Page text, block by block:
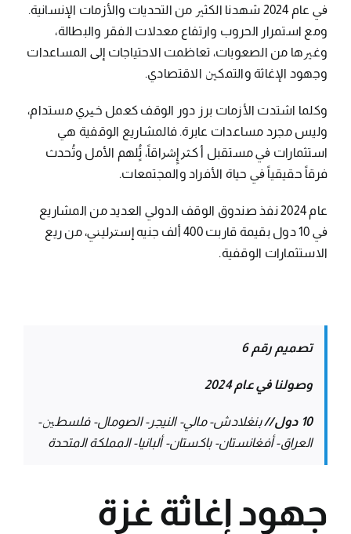
ﰲ ﻋﺎم 2024 ﺷﻬﺪﻧﺎ اﻟﻜﺜﲑ ﻣﻦ اﻟﺘﺤﺪﻳﺎت واﻷزﻣﺎت اﻹﻧﺴﺎﻧﻴﺔ.
وﻣﻊ اﺳﺘﻤﺮار اﻟﺤﺮوب وارﺗﻔﺎع ﻣﻌﺪﻻت اﻟﻔﻘﺮ واﻟﺒﻄﺎﻟﺔ،
وﻏﲑﻫﺎ ﻣﻦ اﻟﺼﻌﻮﺑﺎت، ﺗﻌﺎﻇﻤﺖ اﻻﺣﺘﻴﺎﺟﺎت إﱃ اﻟﻤﺴﺎﻋﺪات
وﺟﻬﻮد اﻹﻏﺎﺛﺔ واﻟﺘﻤﻜﲔ اﻻﻗﺘﺼﺎدي.
وﻛﻠﻤﺎ اﺷﺘﺪت اﻷزﻣﺎت ﺑﺮز دور اﻟﻮﻗﻒ ﻛﻌﻤﻞ ﺧﲑي ﻣﺴﺘﺪام،
وﻟﻴﺲ ﻣﺠﺮد ﻣﺴﺎﻋﺪات ﻋﺎﺑﺮة. ﻓﺎﻟﻤﺸﺎرﻳﻊ اﻟﻮﻗﻔﻴﺔ ﻫﻲ
اﺳﺘﺜﻤﺎرات ﰲ ﻣﺴﺘﻘﺒﻞ أ ﻛﱶ إٍﴍاﻗﺎً، ﺗٍُﻠﻬﻢ اﻷﻣﻞ وﺗُﺤﺪث
ﻓﺮﻗﺎً ﺣﻘﻴﻘﻴﺎً ﰲ ﺣﻴﺎة اﻷﻓﺮاد واﻟﻤﺠﺘﻤﻌﺎت.
ﻋﺎم 2024 ﻧﻔﺬ ﺻﻨﺪوق اﻟﻮﻗﻒ اﻟﺪوﱄ اﻟﻌﺪﻳﺪ ﻣﻦ اﻟﻤﺸﺎرﻳﻊ
ﰲ 10 دول ﺑﻘﻴﻤﺔ ﻗﺎرﺑﺖ 400 أﻟﻒ ﺟﻨﻴﻪ إﺳﱰﻟﻴﲏ، ﻣﻦ رﻳﻊ
اﻻﺳﺘﺜﻤﺎرات اﻟﻮﻗﻔﻴﺔ.
ﺗﺼﻤﻴﻢ رﻗﻢ 6
وﺻﻮﻟﻨﺎ ﰲ ﻋﺎم 2024
10 دول//
ﺑﻨﻐﻼدش- ﻣﺎﱄ- اﻟﻨﻴﺠﺮ- اﻟﺼﻮﻣﺎل- ﻓﻠﺴﻄﲔ-
اﻟﻌﺮاق- أﻓﻐﺎﻧﺴﺘﺎن- ﺑﺎﻛﺴﺘﺎن- أﻟﺒﺎﻧﻴﺎ- اﻟﻤﻤﻠﻜﺔ اﻟﻤﺘﺤﺪة
ﺟﻬﻮد إﻏﺎﺛﺔ ﻏﺰة